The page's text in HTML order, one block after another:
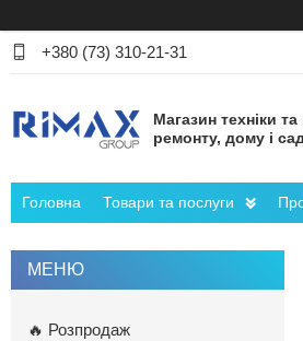
+380 (73) 310-21-31
Магазин техніки
ремонту, дому і
Головна Товари та послуги
🔥 Розпродаж